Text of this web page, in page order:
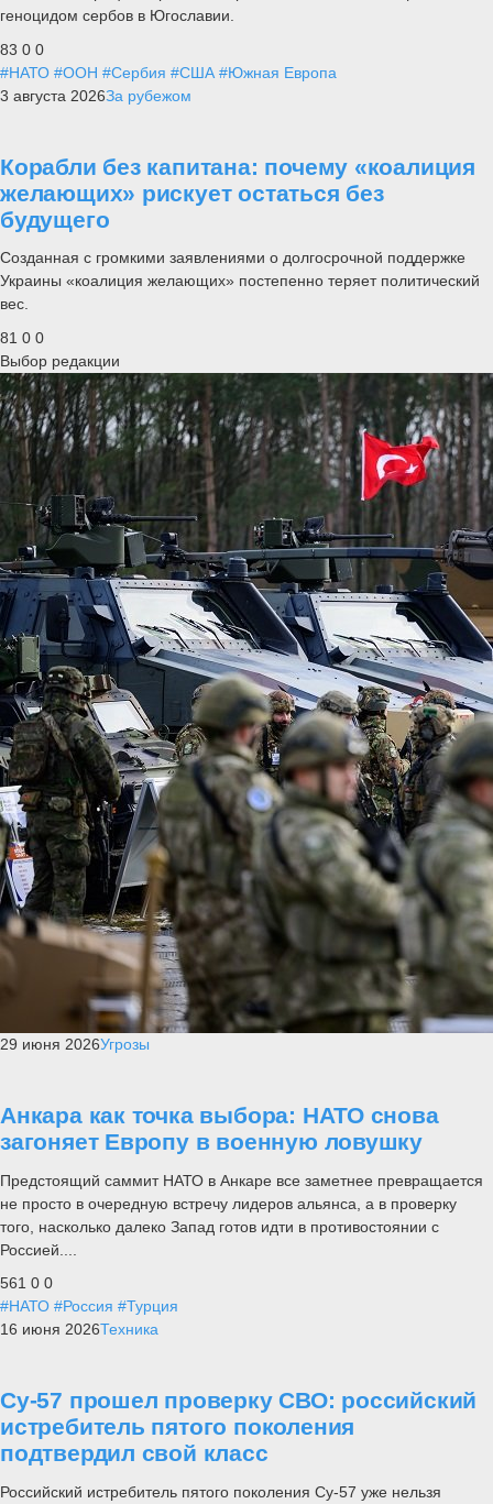
геноцидом сербов в Югославии.
83 0 0
#НАТО #ООН #Сербия #США #Южная Европа
3 августа 2026За рубежом
Корабли без капитана: почему «коалиция
желающих» рискует остаться без
будущего
Созданная с громкими заявлениями о долгосрочной поддержке
Украины «коалиция желающих» постепенно теряет политический
вес.
81 0 0
Выбор редакции
29 июня 2026Угрозы
Анкара как точка выбора: НАТО снова
загоняет Европу в военную ловушку
Предстоящий саммит НАТО в Анкаре все заметнее превращается
не просто в очередную встречу лидеров альянса, а в проверку
того, насколько далеко Запад готов идти в противостоянии с
Россией....
561 0 0
#НАТО #Россия #Турция
16 июня 2026Техника
Су-57 прошел проверку СВО: российский
истребитель пятого поколения
подтвердил свой класс
Российский истребитель пятого поколения Су-57 уже нельзя